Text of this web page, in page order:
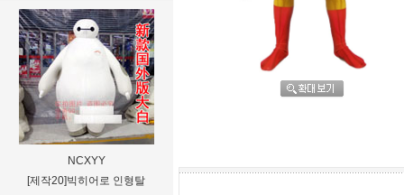
NCXYY
[제작20]빅히어로 인형탈